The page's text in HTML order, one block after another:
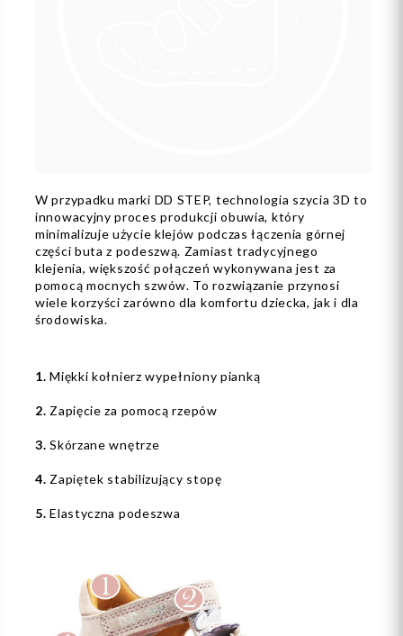
W przypadku marki DD STEP, technologia szycia 3D to
innowacyjny proces produkcji obuwia, który
minimalizuje użycie klejów podczas łączenia górnej
części buta z podeszwą. Zamiast tradycyjnego
klejenia, większość połączeń wykonywana jest za
pomocą mocnych szwów. To rozwiązanie przynosi
wiele korzyści zarówno dla komfortu dziecka, jak i dla
środowiska.
1. Miękki kołnierz wypełniony pianką
2. Zapięcie za pomocą rzepów
3. Skórzane wnętrze
4. Zapiętek stabilizujący stopę
5.Elastyczna podeszwa